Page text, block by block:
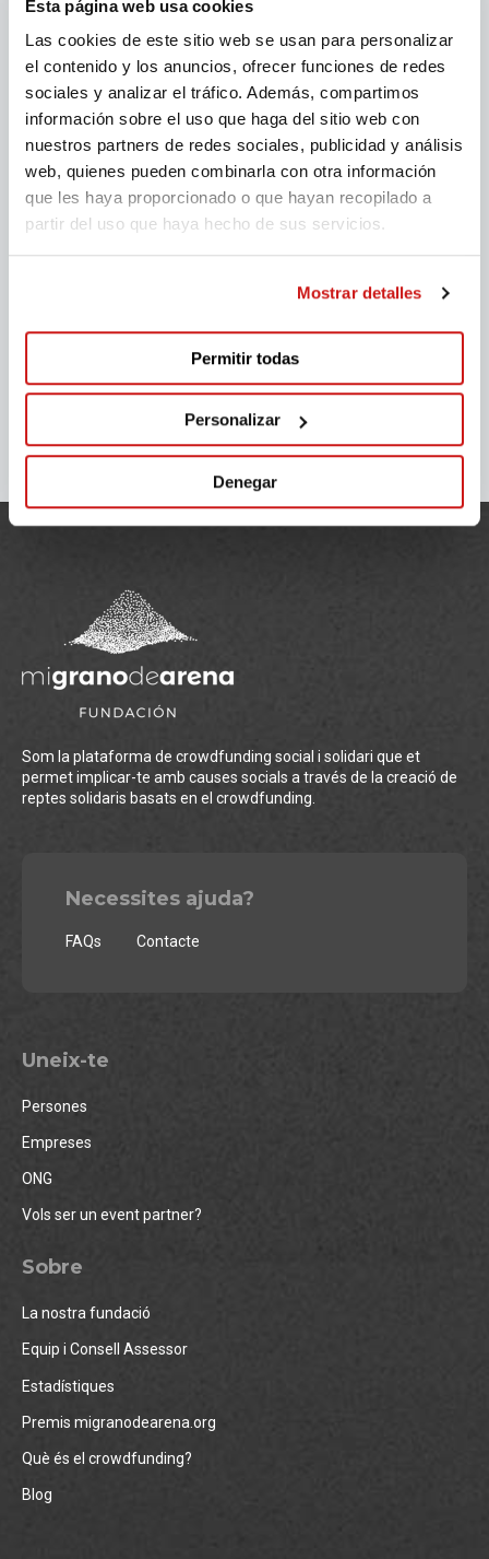
Esta página web usa cookies
Las cookies de este sitio web se usan para personalizar
el contenido y los anuncios, ofrecer funciones de redes
sociales y analizar el tráfico. Además, compartimos
información sobre el uso que haga del sitio web con
nuestros partners de redes sociales, publicidad y análisis
web, quienes pueden combinarla con otra información
que les haya proporcionado o que hayan recopilado a
partir del uso que haya hecho de sus servicios.
Mostrar detalles
Permitir todas
Personalizar
Denegar
Som la plataforma de crowdfunding social i solidari que et
permet implicar-te amb causes socials a través de la creació de
reptes solidaris basats en el crowdfunding.
Necessites ajuda?
FAQs Contacte
Uneix-te
Persones
Empreses
ONG
Vols ser un event partner?
Sobre
La nostra fundació
Equip i Consell Assessor
Estadístiques
Premis migranodearena.org
Què és el crowdfunding?
Blog